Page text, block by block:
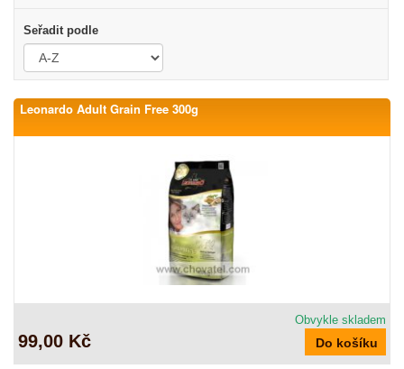
Seřadit podle
Leonardo Adult Grain Free 300g
Obvykle skladem
99,00 Kč